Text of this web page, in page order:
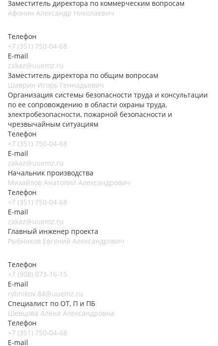
Заместитель директора по коммерческим вопросам
Афонин Александр Николаевич
Телефон
+7 (351) 750-04-68
E-mail
zakaz@uuemz.ru
Заместитель директора по общим вопросам
Шаврин Игорь Геннадьевич
Организация системы безопасности труда и консультации
по ее сопровождению в области охраны труда,
электробезопасности, пожарной безопасности и
чрезвычайным ситуациям
Телефон
+7 (351) 750-04-68
E-mail
zakaz@uuemz.ru
Начальник производства
Михайлов Анатолий Александрович
Телефон
+7 (351) 750-04-68
E-mail
zakaz@uuemz.ru
Главный инженер проекта
Рыбников Евгений Александрович
Телефон
+7 (908) 073-16-15
E-mail
rybnikov.84@uuemz.ru
Специалист по ОТ, П и ПБ
Шевцова Алёна Александровна
Телефон
+7 (351) 750-04-68
E-mail